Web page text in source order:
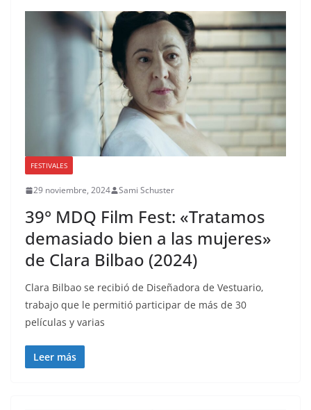
FESTIVALES
29 noviembre, 2024 Sami Schuster
39° MDQ Film Fest: «Tratamos
demasiado bien a las mujeres»
de Clara Bilbao (2024)
Clara Bilbao se recibió de Diseñadora de Vestuario,
trabajo que le permitió participar de más de 30
películas y varias
Leer más